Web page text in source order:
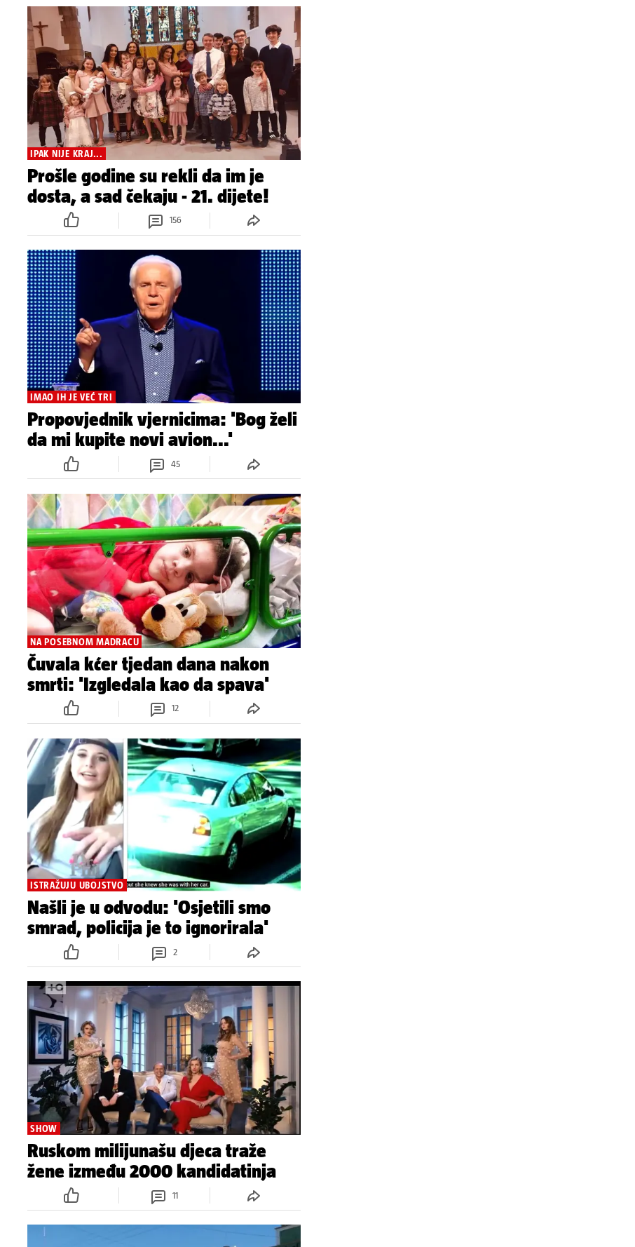
IPAK NIJE KRAJ...
Prošle godine su rekli da im je
dosta, a sad čekaju - 21. dijete!
156
IMAO IH JE VEĆ TRI
Propovjednik vjernicima: 'Bog želi
da mi kupite novi avion...'
45
NA POSEBNOM MADRACU
Čuvala kćer tjedan dana nakon
smrti: 'Izgledala kao da spava'
12
ISTRAŽUJU UBOJSTVO
Našli je u odvodu: 'Osjetili smo
smrad, policija je to ignorirala'
2
SHOW
Ruskom milijunašu djeca traže
žene između 2000 kandidatinja
11